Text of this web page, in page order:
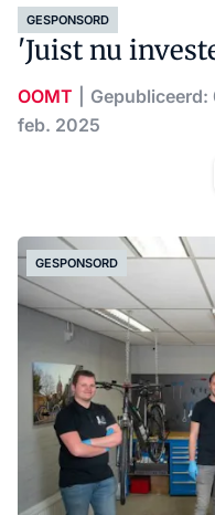
GESPONSORD
'Juist nu
OOMT Gepubliceerd:
feb. 2025
GESPONSORD